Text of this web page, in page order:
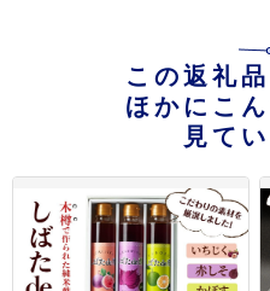
この返礼
ほかにこ
見て